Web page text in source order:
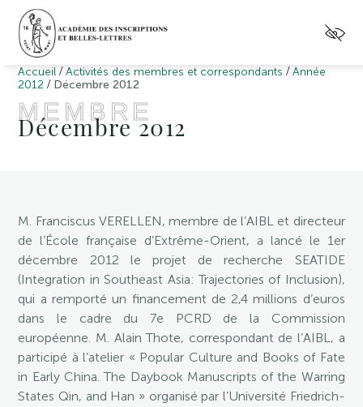
Accueil /Activités des membres et correspondants /Année
2012 / Décembre 2012
MEMBRE
Décembre 2012
M. Franciscus VERELLEN, membre de l’AIBL et directeur
de l’École française d’Extrême-Orient, a lancé le 1er
décembre 2012 le projet de recherche SEATIDE
(Integration in Southeast Asia: Trajectories of Inclusion),
qui a remporté un financement de 2,4 millions d’euros
dans le cadre du 7e PCRD de la Commission
européenne. M. Alain Thote, correspondant de l’AIBL, a
participé à l’atelier « Popular Culture and Books of Fate
in Early China. The Daybook Manuscripts of the Warring
States Qin, and Han » organisé par l’Université Friedrich-